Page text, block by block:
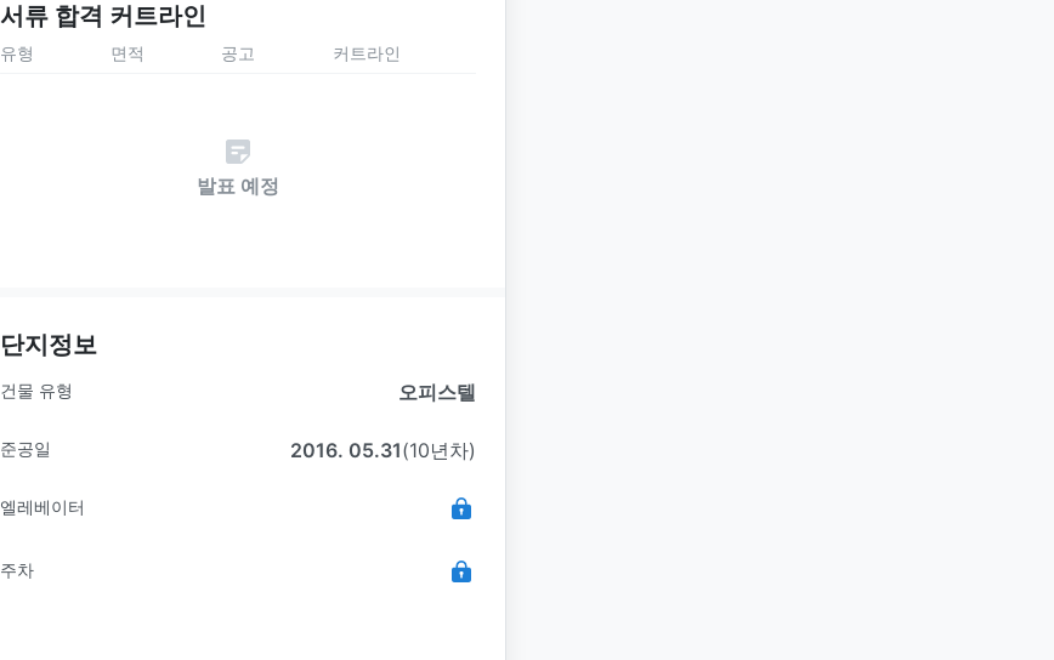
서류 합격 커트라인
유형 면적 공고 커트라인
발표 예정
단지정보
건물 유형 오피스텔
준공일 2016. 05.31(10년차)
엘레베이터
주차